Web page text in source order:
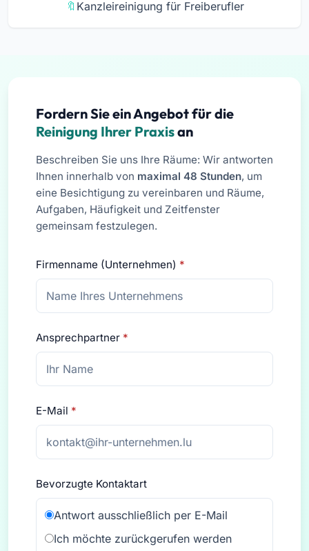
Kanzleireinigung für Freiberufler
Fordern Sie ein Angebot für die
Reinigung Ihrer Praxisan
Beschreiben Sie uns Ihre Räume: Wir antworten
Ihnen innerhalb von maximal 48 Stunden, um
eine Besichtigung zu vereinbaren und Räume,
Aufgaben, Häufigkeit und Zeitfenster
gemeinsam festzulegen.
Firmenname (Unternehmen) *
Ansprechpartner *
E-Mail *
Bevorzugte Kontaktart
Antwort ausschließlich per E-Mail
Ich möchte zurückgerufen werden